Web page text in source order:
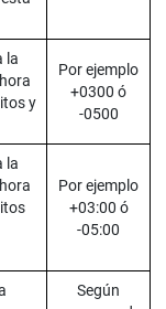
la
y
Por ejemplo
+0300 ó
-0500
la
Por ejemplo
+03:00 ó
-05:00
Según